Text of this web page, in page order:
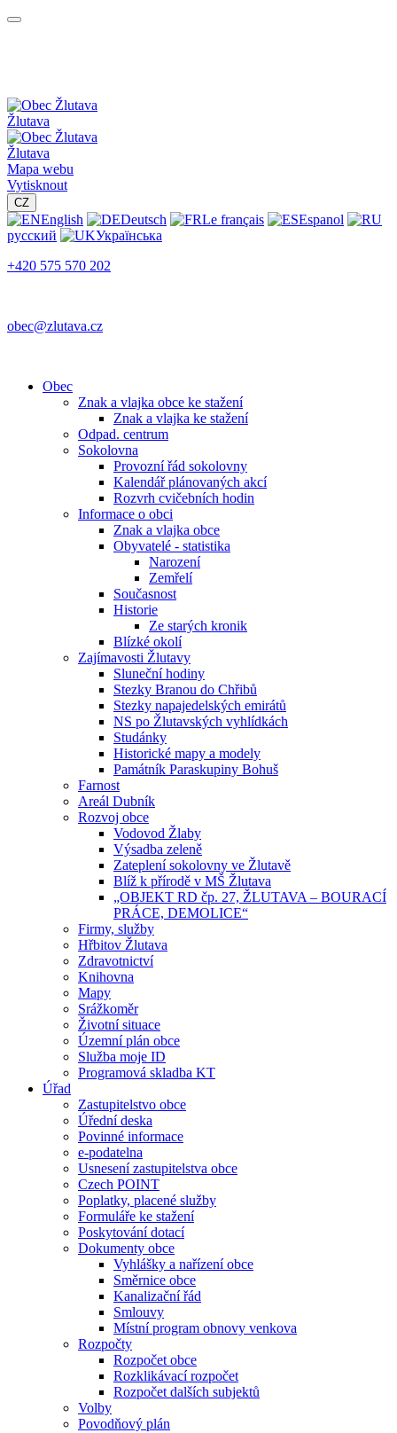
Žlutava
Žlutava
Mapa webu
Vytisknout
CZ
English Deutsch Le français
Espanol
русский
Українська
+420 575 570 202
obec@zlutava.cz
Obec
Znak a vlajka obce ke stažení
Znak a vlajka ke stažení
Odpad. centrum
Sokolovna
Provozní řád sokolovny
Kalendář plánovaných akcí
Rozvrh cvičebních hodin
Informace o obci
Znak a vlajka obce
Obyvatelé - statistika
Narození
Zemřelí
Současnost
Historie
Ze starých kronik
Blízké okolí
Zajímavosti Žlutavy
Sluneční hodiny
Stezky Branou do Chřibů
Stezky napajedelských emirátů
NS po Žlutavských vyhlídkách
Studánky
Historické mapy a modely
Památník Paraskupiny Bohuš
Farnost
Areál Dubník
Rozvoj obce
Vodovod Žlaby
Výsadba zeleně
Zateplení sokolovny ve Žlutavě
Blíž k přírodě v MŠ Žlutava
„OBJEKT RD čp. 27, ŽLUTAVA – BOURACÍ
PRÁCE, DEMOLICE“
Firmy, služby
Hřbitov Žlutava
Zdravotnictví
Knihovna
Mapy
Srážkoměr
Životní situace
Územní plán obce
Služba moje ID
Programová skladba KT
Úřad
Zastupitelstvo obce
Úřední deska
Povinné informace
e-podatelna
Usnesení zastupitelstva obce
Czech POINT
Poplatky, placené služby
Formuláře ke stažení
Poskytování dotací
Dokumenty obce
Vyhlášky a nařízení obce
Směrnice obce
Kanalizační řád
Smlouvy
Místní program obnovy venkova
Rozpočty
Rozpočet obce
Rozklikávací rozpočet
Rozpočet dalších subjektů
Volby
Povodňový plán